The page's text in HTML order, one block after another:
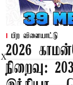
பிற விளையாட்டு
2026
நிறைவு:
X